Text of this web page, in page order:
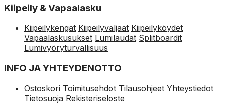
Kiipeily & Vapaalasku
Kiipeilykengät Kiipeilyvaljaat Kiipeilyköydet
Vapaalaskusukset Lumilaudat Splitboardit
Lumivyöryturvallisuus
INFO JA YHTEYDENOTTO
Ostoskori Toimitusehdot Tilausohjeet Yhteystiedot
Tietosuoja Rekisteriseloste